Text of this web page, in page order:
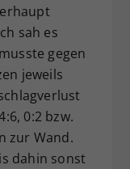
sah es
gegen
jeweils
0:2 bzw.
zur Wand.
dahin sonst